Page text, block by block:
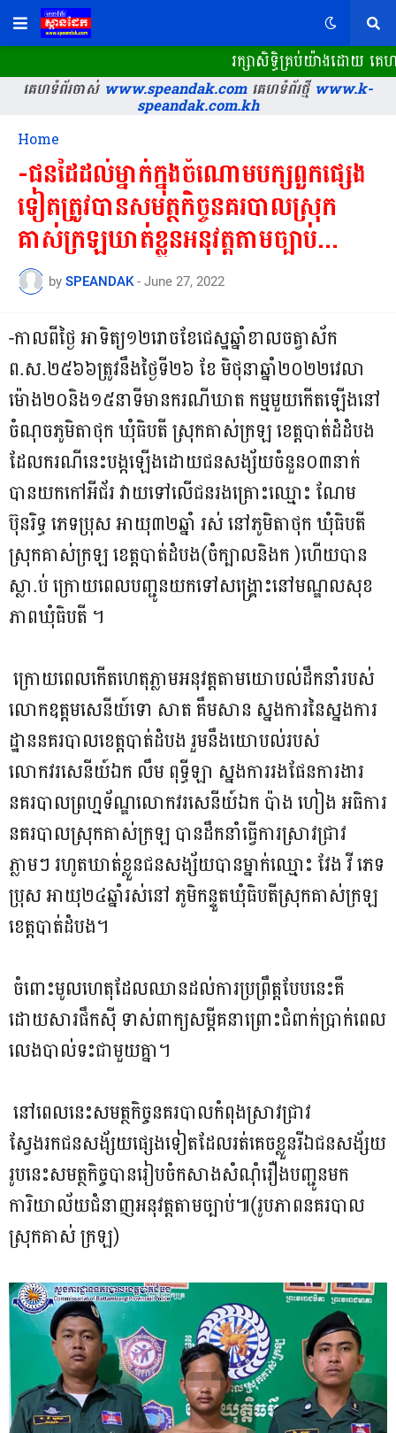
រក្សាសិទ្ធិគ្រប់យ៉ាងដោយ គ
គេហទំព័រចាស់www.speandak.comគេហទំព័រថ្មីwww.k-
speandak.com.kh
Home
-ជនដៃដល់ម្នាក់ក្នុងចំណោមបក្សពួកផ្សេង
ទៀតត្រូវបានសមត្ថកិច្ចនគរបាលស្រុក
គាស់ក្រឡឃា​ត់​ខ្លួនអនុវត្តតាមច្បាប់...
by SPEANDAK - June 27, 2022
-កាលពីថ្ងៃ​ អាទិត្យ​១២រោច​ខែជេស្ឋឆ្នាំខាលចត្វាស័ក​
ព.ស.២៥៦៦​ត្រូវនឹងថ្ងៃទី២៦​ ខែ​ មិថុនា​ឆ្នាំ​២០២២​វេលា
ម៉ោង២០និង១៥​នាទីមានករណីឃា​ត​ កម្មមួយកើតឡើងនៅ
ចំណុចភូមិតា​ថុក ឃុំធិបតី ស្រុកគាស់ក្រឡ ខេត្តបាត់​ដំ​ដំបង​
ដែលករណី​នេះបង្កឡេីង​ដោយជនសង្ស័យចំនួន០៣នាក់
បាន​យកកៅអីជ័រ វាយទៅលើជនរងគ្រោះឈ្មោះ ណែម
ប៊ុនរិទ្ធ ភេទប្រុស អា​យុ៣២ឆ្នាំ រស់​ នៅភូមិតាថុក ឃុំធិបតី
ស្រុកគាស់ក្រឡ ខេត្ត​បាត់ដំបង​(ចំក្បាលនិងក )​ហេីយបាន
ស្លា.ប់ ក្រោយពេលបញ្ជូនយកទៅសង្គ្រោះនៅមណ្ឌលសុខ
ភាពឃុំធិបតី ។
ក្រោយពេលកើតហេតុភ្លាមអនុវត្តតាម​យោបល់ដឹកនាំរបស់
លោកឧត្តមសេនីយ៍ទោ​ សាត​ គឹម​សាន​ ស្នងការ​នៃស្នងការ
ដ្ឋាននគរ​បាលខេត្តបាត់​ដំ​បង​ រួមនឹងយោបល់របស់
លោកវរសេ​នី​យ៍ឯក​ ​លឹម​ ពុទ្ធីឡា​ ស្នងការរងផែន​ការងារ
នគរបាលព្រ​ហ្មទ័ណ្ឌ​លោកវរសេនីយ៍​ឯក​ ប៉ាង​ ហៀង​ អធិ​ការ​
ន​គរ​បាលស្រុកគាស់ក្រឡ​ បានដឹកនាំធ្វេីការ​ស្រាវ​ជ្រាវ
ភ្លាមៗ​ ​រហូតឃាត់ខ្លួនជនសង្ស័​យបាន​ម្នាក់ឈ្មោះ វែង វី ភេទ
ប្រុស អា​យុ​២៤ឆ្នាំរស់​នៅ​ ភូមិកន្ទួតឃុំធិបតីស្រុក​គាស់ក្រឡ​
ខេត្តបាត់ដំ​បង​។
ចំពោះមូលហេតុដែលឈានដល់ការប្រព្រឹត្តបែប​នេះគឺ
ដោយសារផឹកស៊ី ទាស់ពាក្យសម្តីគនាព្រោះជំពាក់ប្រាក់ពេល
លេងបាល់ទះជាមួយគ្នា។
នៅពេលនេះសមត្ថកិច្ចនគរបាលកំ​ពុងស្រាវជ្រាវ
ស្វែងរកជនសង័្សយផ្សេងទៀតដែលរត់គេចខ្លួន​រីឯជនសង័្សយ
រូបនេះសមត្ថកិច្ចបានរៀបចំក​សា​ង​សំណុំរឿងបញ្ជូនមក
ការិយាល័យជំនាញអនុវត្តតាមច្បាប់៕(រូបភាពនគរបាល
ស្រុកគាស់ ក្រឡ)​